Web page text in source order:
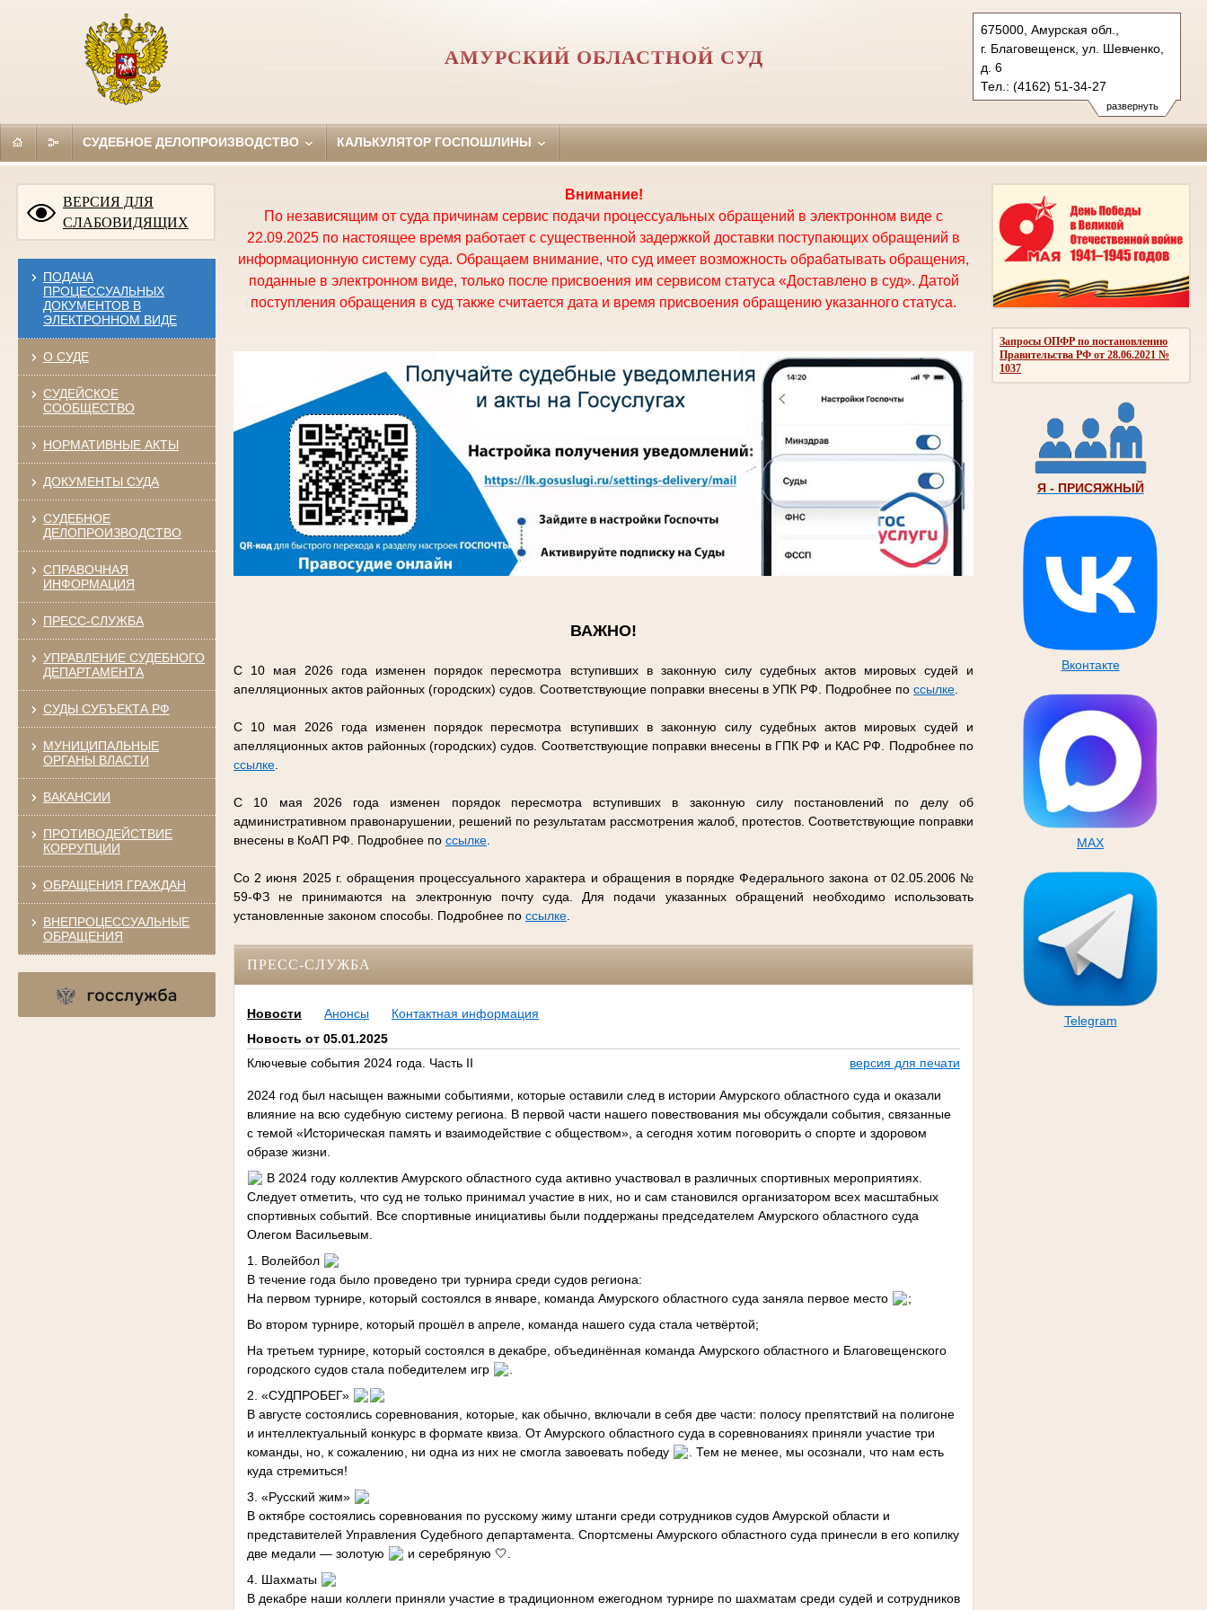
развернуть
675000, Амурская обл.,
г. Благовещенск, ул. Шевченко,
д. 6
Тел.: (4162) 51-34-27
oblsud.amr@sudrf.ru
АМУРСКИЙ ОБЛАСТНОЙ СУД
СУДЕБНОЕ ДЕЛОПРОИЗВОДСТВО КАЛЬКУЛЯТОР ГОСПОШЛИНЫ
ВЕРСИЯ ДЛЯ
СЛАБОВИДЯЩИХ
ПОДАЧА
ПРОЦЕССУАЛЬНЫХ
ДОКУМЕНТОВ В
ЭЛЕКТРОННОМ ВИДЕ
О СУДЕ
СУДЕЙСКОЕ
СООБЩЕСТВО
НОРМАТИВНЫЕ АКТЫ
ДОКУМЕНТЫ СУДА
СУДЕБНОЕ
ДЕЛОПРОИЗВОДСТВО
СПРАВОЧНАЯ
ИНФОРМАЦИЯ
ПРЕСС-СЛУЖБА
УПРАВЛЕНИЕ СУДЕБНОГО
ДЕПАРТАМЕНТА
СУДЫ СУБЪЕКТА РФ
МУНИЦИПАЛЬНЫЕ
ОРГАНЫ ВЛАСТИ
ВАКАНСИИ
ПРОТИВОДЕЙСТВИЕ
КОРРУПЦИИ
ОБРАЩЕНИЯ ГРАЖДАН
ВНЕПРОЦЕССУАЛЬНЫЕ
ОБРАЩЕНИЯ
Запросы ОПФР по постановлению
Правительства РФ от 28.06.2021 №
1037
Я - ПРИСЯЖНЫЙ
Вконтакте
MAX
Telegram
Внимание!
По независящим от суда причинам сервис подачи процессуальных обращений в электронном виде с
22.09.2025 по настоящее время работает с существенной задержкой доставки поступающих обращений в
информационную систему суда. Обращаем внимание, что суд имеет возможность обрабатывать обращения,
поданные в электронном виде, только после присвоения им сервисом статуса «Доставлено в суд». Датой
поступления обращения в суд также считается дата и время присвоения обращению указанного статуса.
ВАЖНО!
С 10 мая 2026 года изменен порядок пересмотра вступивших в законную силу судебных актов мировых судей и
апелляционных актов районных (городских) судов. Соответствующие поправки внесены в УПК РФ. Подробнее по ссылке.
С 10 мая 2026 года изменен порядок пересмотра вступивших в законную силу судебных актов мировых судей и
апелляционных актов районных (городских) судов. Соответствующие поправки внесены в ГПК РФ и КАС РФ. Подробнее по
ссылке.
С 10 мая 2026 года изменен порядок пересмотра вступивших в законную силу постановлений по делу об
административном правонарушении, решений по результатам рассмотрения жалоб, протестов. Соответствующие поправки
внесены в КоАП РФ. Подробнее по ссылке.
Со 2 июня 2025 г. обращения процессуального характера и обращения в порядке Федерального закона от 02.05.2006 №
59-ФЗ не принимаются на электронную почту суда. Для подачи указанных обращений необходимо использовать
установленные законом способы. Подробнее по ссылке.
ПРЕСС-СЛУЖБА
Новости Анонсы
Контактная информация
Новость от 05.01.2025
Ключевые события 2024 года. Часть II
версия для печати
2024 год был насыщен важными событиями, которые оставили след в истории Амурского областного суда и оказали
влияние на всю судебную систему региона. В первой части нашего повествования мы обсуждали события, связанные
с темой «Историческая память и взаимодействие с обществом», а сегодня хотим поговорить о спорте и здоровом
образе жизни.
В 2024 году коллектив Амурского областного суда активно участвовал в различных спортивных мероприятиях.
Следует отметить, что суд не только принимал участие в них, но и сам становился организатором всех масштабных
спортивных событий. Все спортивные инициативы были поддержаны председателем Амурского областного суда
Олегом Васильевым.
1. Волейбол
В течение года было проведено три турнира среди судов региона:
На первом турнире, который состоялся в январе, команда Амурского областного суда заняла первое место
;
Во втором турнире, который прошёл в апреле, команда нашего суда стала четвёртой;
На третьем турнире, который состоялся в декабре, объединённая команда Амурского областного и Благовещенского
городского судов стала победителем игр
2. «СУДПРОБЕГ»
В августе состоялись соревнования, которые, как обычно, включали в себя две части: полосу препятствий на полигоне
и интеллектуальный конкурс в формате квиза. От Амурского областного суда в соревнованиях приняли участие три
команды, но, к сожалению, ни одна из них не смогла завоевать победу
. Тем не менее, мы осознали, что нам есть
куда стремиться!
3. «Русский жим»
В октябре состоялись соревнования по русскому жиму штанги среди сотрудников судов Амурской области и
представителей Управления Судебного департамента. Спортсмены Амурского областного суда принесли в его копилку
две медали — золотую
и серебряную 🤍.
4. Шахматы
В декабре наши коллеги приняли участие в традиционном ежегодном турнире по шахматам среди судей и сотрудников